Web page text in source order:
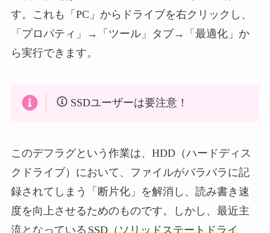
す。これも「PC」からドライブを右クリックし、
「プロパティ」→「ツール」タブ→「最適化」か
ら実行できます。
SSDユーザーは要注意！
このデフラグという作業は、HDD（ハードディス
クドライブ）において、ファイルがバラバラに記
録されてしまう「断片化」を解消し、読み書き速
度を向上させるためのものです。しかし、最近主
流となっているSSD（ソリッドステートドライ